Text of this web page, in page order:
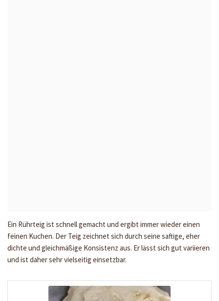
Ein Rührteig ist schnell gemacht und ergibt immer wieder einen
feinen Kuchen. Der Teig zeichnet sich durch seine saftige, eher
dichte und gleichmäßige Konsistenz aus. Er lässt sich gut variieren
und ist daher sehr vielseitig einsetzbar.